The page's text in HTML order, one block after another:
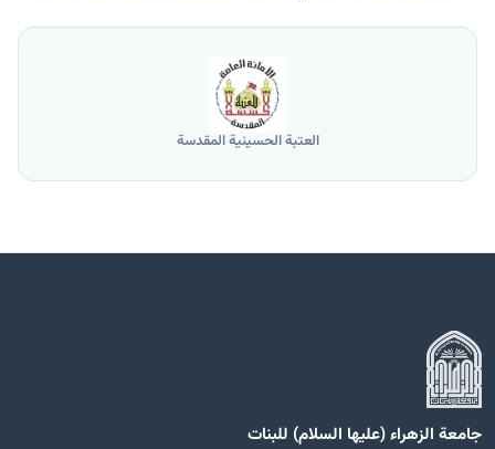
العتبة الحسينية المقدسة
جامعة الزهراء (عليها السلام) للبنات